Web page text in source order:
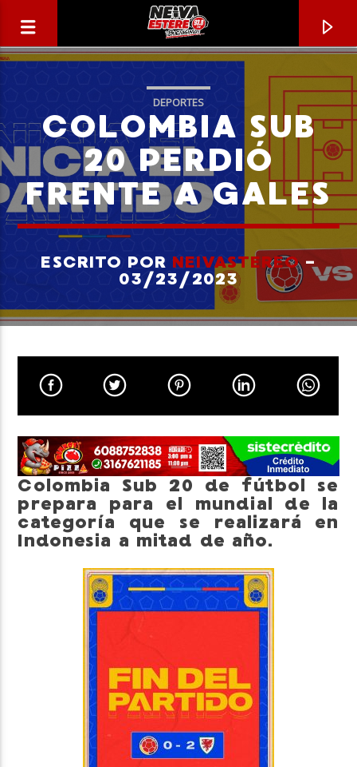
TÍTULO
Neiva Estereo
DEPORTES
COLOMBIA SUB
20 PERDIÓ
FRENTE A GALES
ESCRITO POR NEIVASTEREO-
03/23/2023
Colombia Sub 20 de fútbol se
prepara para el mundial de la
categoría que se realizará en
Indonesia a mitad de año.